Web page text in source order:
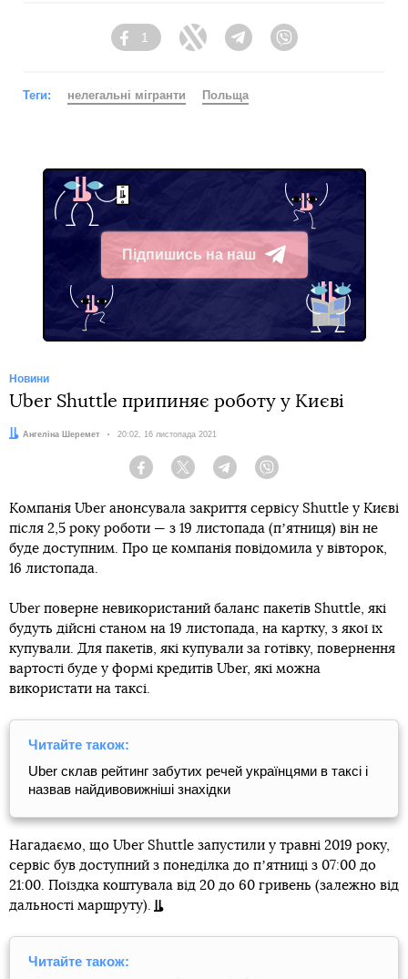
Facebook
1
Twitter TelegramViber
Теги: нелегальні мігранти Польща
Підпишись на наш
Telegram
Новини
Uber Shuttle припиняє роботу у Києві
Автор:
Ангеліна Шеремет Дата:
20:02, 16 листопада 2021
Facebook Twitter Telegram
Компанія Uber анонсувала закриття сервісу Shuttle у Києві
після 2,5 року роботи — з 19 листопада (пʼятниця) він не
буде доступним. Про це компанія повідомила у вівторок,
16 листопада.
Uber поверне невикористаний баланс пакетів Shuttle, які
будуть дійсні станом на 19 листопада, на картку, з якої їх
купували. Для пакетів, які купували за готівку, повернення
вартості буде у формі кредитів Uber, які можна
використати на таксі.
Читайте також:
Uber склав рейтинг забутих речей українцями в таксі і
назвав найдивовижніші знахідки
Нагадаємо, що Uber Shuttle запустили у травні 2019 року,
cервіс був доступний з понеділка до пʼятниці з 07:00 до
21:00. Поїздка коштувала від 20 до 60 гривень (залежно від
дальності маршруту).
Читайте також: